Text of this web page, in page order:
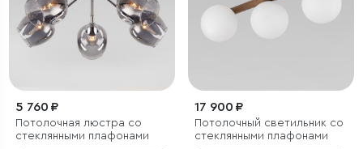
5 760 ₽
Потолочная люстра со
стеклянными плафонами
17 900 ₽
Потолочный светильник со
стеклянными плафонами